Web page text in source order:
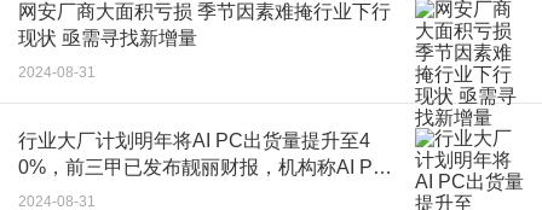
网安厂商大面积亏损 季节因素难掩行业下行
现状 亟需寻找新增量
2024-08-31
行业大厂计划明年将AI PC出货量提升至4
0%，前三甲已发布靓丽财报，机构称AI PC
未来渗透率可期
2024-08-31